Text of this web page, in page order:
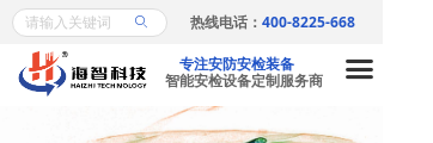
专注安防安检装备
智能安检设备定制服务商
热线电话： 400-8225-668
ꄙ
끀
首页
产品中心
X射线安检机系列